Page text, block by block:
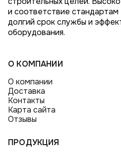
и соответствие
долгий срок службы и
оборудования.
О КОМПАНИИ
О компании
Доставка
Контакты
Карта сайта
Отзывы
ПРОДУКЦИЯ